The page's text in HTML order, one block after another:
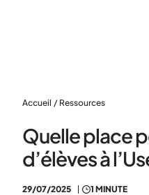
Accueil / Ressources
Quelle place
d’élèves à
29/07/2025 1 MINUTE